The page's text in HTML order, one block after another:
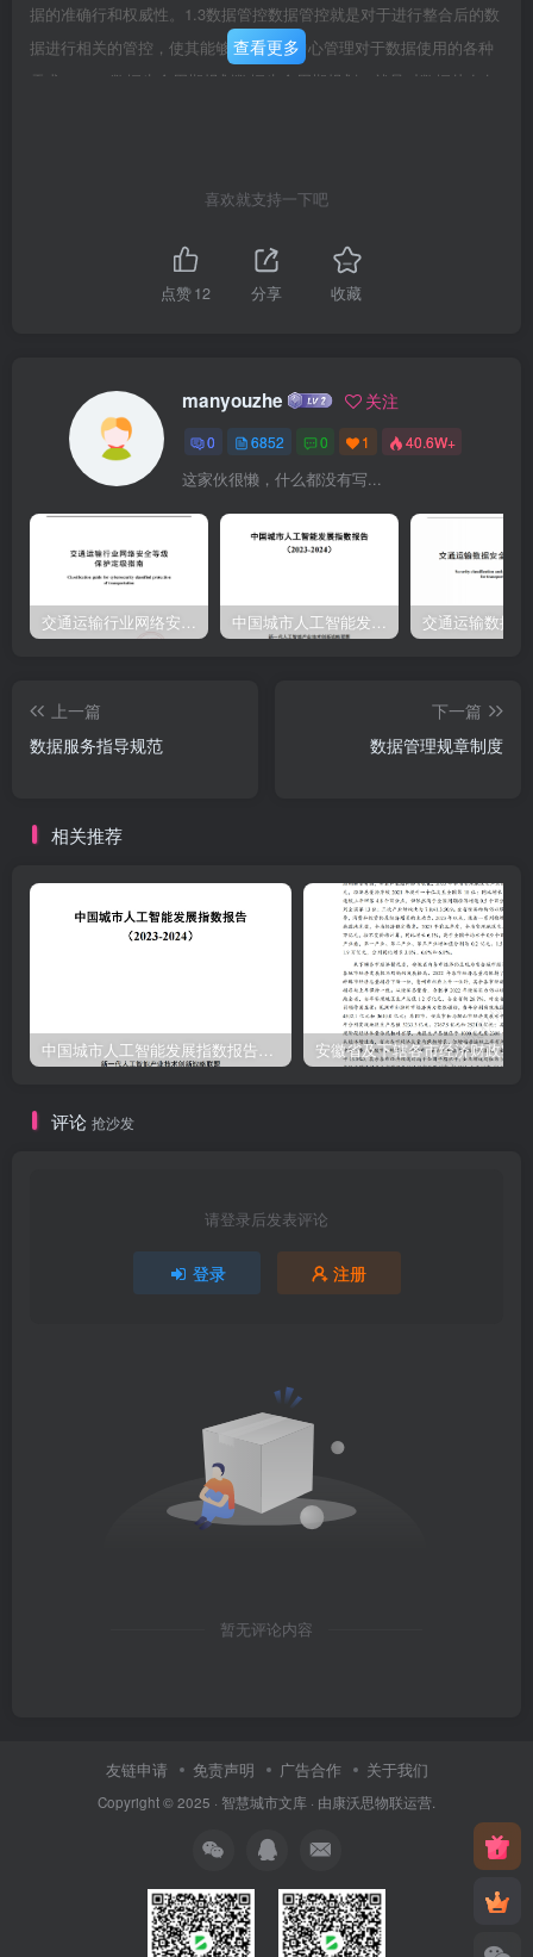
据的准确行和权威性。1.3数据管控数据管控就是对于进行整合后的数
据进行相关的管控，使其能够满足交易中心管理对于数据使用的各种
需求。1.3.1数据生命周期规划数据生命周期规划，就是对数据从在各
划，把数据划分为以下3个域，分别保存不同阶段的数据：ADB应用数
据库数据管理平台数据仓库1、存储数据管理平台历史数提供领域统
一、一致的数为操作型应用提供海核心功能据视图，包含MDM主数据
据引擎软件本应用需要的所有数据管理平台的所有历史数数据容运营
共享信息细节信息据
查看更多
喜欢就支持一下吧
点赞12 分享 收藏
manyouzhe 关注
0 6852 0 1 40.6W+
这家伙很懒，什么都没有写...
上一篇
数据服务指导规范
下一篇
数据管理规章制度
相关推荐
评论 抢沙发
请登录后发表评论
登录 注册
暂无评论内容
友链申请 免责声明 广告合作 关于我们
Copyright © 2025 · 智慧城市文库 · 由康沃思物联运营.